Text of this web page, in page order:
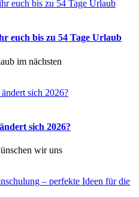
euch bis zu 54 Tage Urlaub
im nächsten
sich 2026?
wir uns